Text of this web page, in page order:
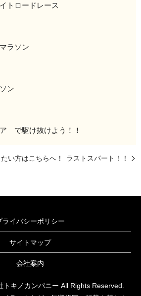
トロードレース
ラソン
ン
で駆け抜けよう！！
い方はこちらへ！ ラストスパート！！
ライバシーポリシー
サイトマップ
会社案内
キノカンパニー All Rights Reserved.